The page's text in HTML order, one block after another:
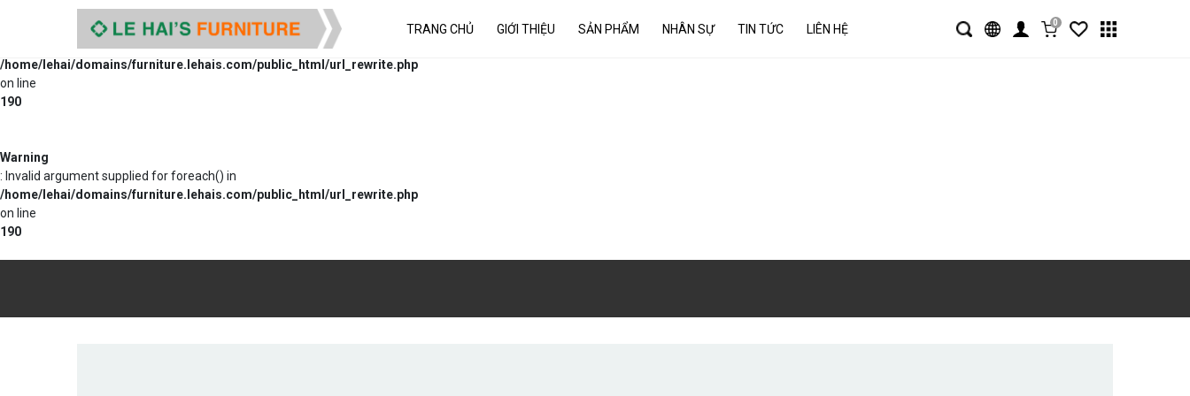
: Invalid argument supplied for foreach() in
/home/lehai/domains/furniture.lehais.com/public_html/url_rewrite.php
on line
190
Warning
: Invalid argument supplied for foreach() in
/home/lehai/domains/furniture.lehais.com/public_html/url_rewrite.php
on line
190
TRANG CHỦ GIỚI THIỆU SẢN PHẨM NHÂN SỰ TIN TỨC LIÊN HỆ 0